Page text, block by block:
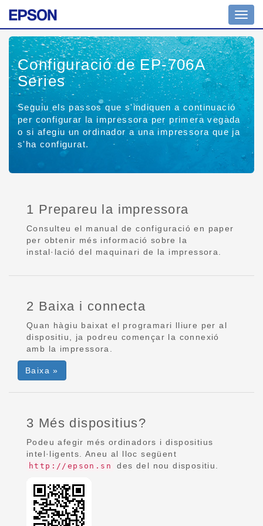
Configuració de EP-706A
Series
Seguiu els passos que s'indiquen a continuació
per configurar la impressora per primera vegada
o si afegiu un ordinador a una impressora que ja
s'ha configurat.
1 Prepareu la impressora
Consulteu el manual de configuració en paper
per obtenir més informació sobre la
instal·lació del maquinari de la impressora.
2 Baixa i connecta
Quan hàgiu baixat el programari lliure per al
dispositiu, ja podreu començar la connexió
amb la impressora.
Baixa »
3 Més dispositius?
Podeu afegir més ordinadors i dispositius
intel·ligents. Aneu al lloc següent
http://epson.sn des del nou dispositiu.